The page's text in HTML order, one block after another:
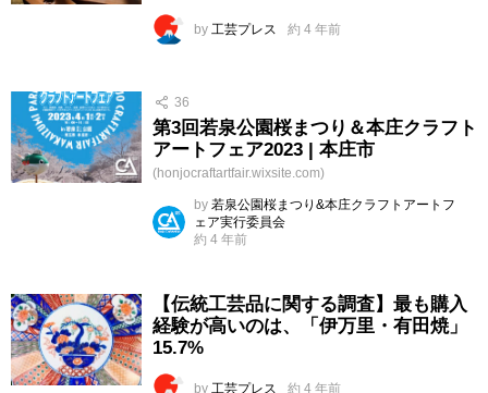
by 工芸プレス 約 4 年前
36
第3回若泉公園桜まつり＆本庄クラフト
アートフェア2023 | 本庄市
(honjocraftartfair.wixsite.com)
by 若泉公園桜まつり&本庄クラフトアートフ
ェア実行委員会
約 4 年前
【伝統工芸品に関する調査】最も購入
経験が高いのは、「伊万里・有田焼」
15.7%
by 工芸プレス 約 4 年前